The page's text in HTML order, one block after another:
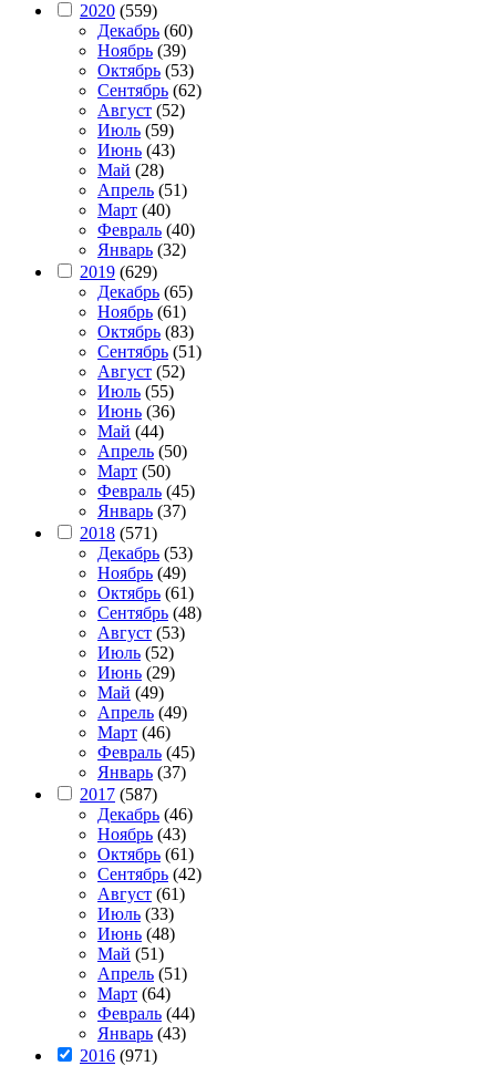
2020 (559)
Декабрь (60)
Ноябрь (39)
Октябрь (53)
Сентябрь (62)
Август (52)
Июль (59)
Июнь (43)
Май (28)
Апрель (51)
Март (40)
Февраль (40)
Январь (32)
2019 (629)
Декабрь (65)
Ноябрь (61)
Октябрь (83)
Сентябрь (51)
Август (52)
Июль (55)
Июнь (36)
Май (44)
Апрель (50)
Март (50)
Февраль (45)
Январь (37)
2018 (571)
Декабрь (53)
Ноябрь (49)
Октябрь (61)
Сентябрь (48)
Август (53)
Июль (52)
Июнь (29)
Май (49)
Апрель (49)
Март (46)
Февраль (45)
Январь (37)
2017 (587)
Декабрь (46)
Ноябрь (43)
Октябрь (61)
Сентябрь (42)
Август (61)
Июль (33)
Июнь (48)
Май (51)
Апрель (51)
Март (64)
Февраль (44)
Январь (43)
2016 (971)